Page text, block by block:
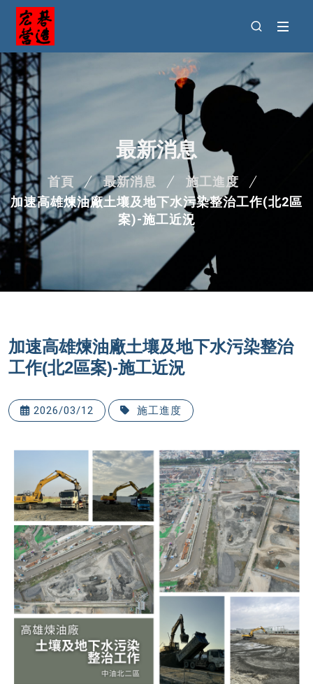
最新消息
首頁 最新消息
施工進度
加速高雄煉油廠土壤及地下水污染整治工作(北2區
案)-施工近況
加速高雄煉油廠土壤及地下水污染整治
工作(北2區案)-施工近況
2026/03/12 施工進度